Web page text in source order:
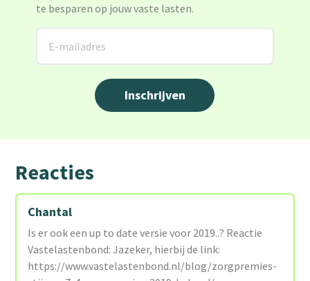
te besparen op jouw vaste lasten.
Reacties
Chantal
Is er ook een up to date versie voor 2019..? Reactie
Vastelastenbond: Jazeker, hierbij de link:
https://www.vastelastenbond.nl/blog/zorgpremies-